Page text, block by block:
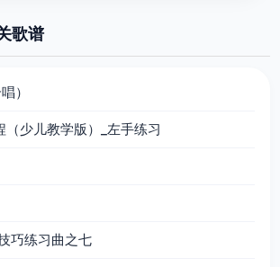
歌谱
）
（少儿教学版）_左手练习
巧练习曲之七